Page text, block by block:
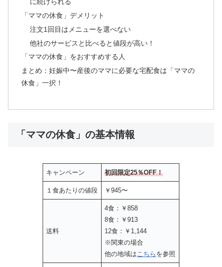
「ママの休食」デメリット
注文1回目はメニューを選べない
他社のサービスと比べると値段が高い！
「ママの休食」をおすすめする人
まとめ：妊娠中〜産後のママに必要な宅配食は「ママの
休食」一択！
「ママの休食」の基本情報
キャンペーン 初回限定25％OFF！
１食あたりの値段 ￥945〜
送料
4食：￥858
8食：￥913
12食：￥1,144
※関東の場合
他の地域は こちら を参照